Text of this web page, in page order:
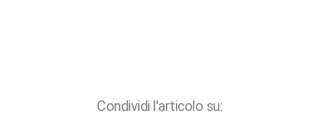
Condividi l'articolo su: